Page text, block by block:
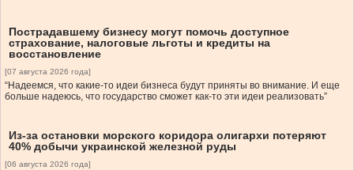
Пострадавшему бизнесу могут помочь доступное
страхование, налоговые льготы и кредиты на
восстановление
[07 августа 2026 года]
“Надеемся, что какие-то идеи бизнеса будут приняты во внимание. И еще
больше надеюсь, что государство сможет как-то эти идеи реализовать”
Из-за остановки морского коридора олигархи потеряют
40% добычи украинской железной руды
[06 августа 2026 года]